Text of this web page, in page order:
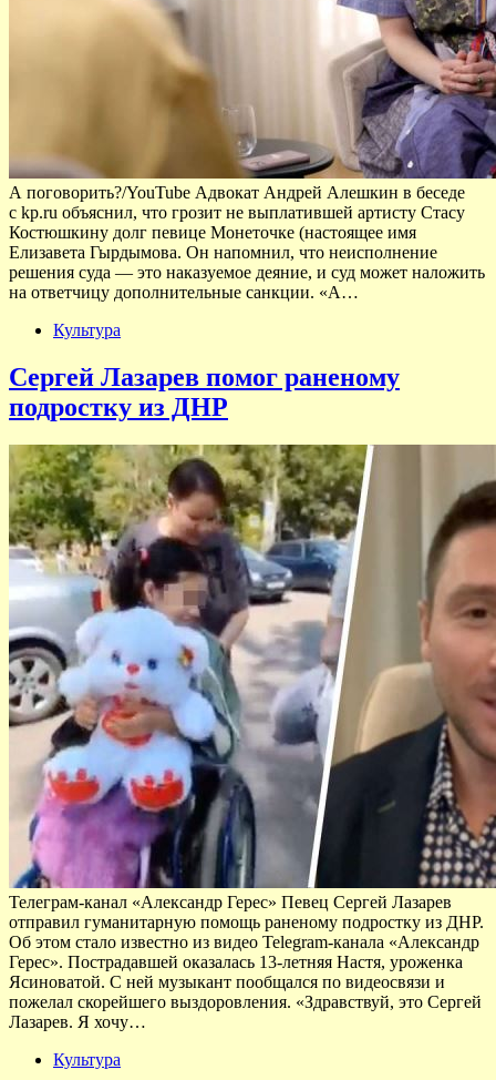
А поговорить?/YouTube Адвокат Андрей Алешкин в беседе
с kp.ru объяснил, что грозит не выплатившей артисту Стасу
Костюшкину долг певице Монеточке (настоящее имя
Елизавета Гырдымова. Он напомнил, что неисполнение
решения суда — это наказуемое деяние, и суд может наложить
на ответчицу дополнительные санкции. «А…
Культура
Сергей Лазарев помог раненому
подростку из ДНР
Телеграм-канал «Александр Герес» Певец Сергей Лазарев
отправил гуманитарную помощь раненому подростку из ДНР.
Об этом стало известно из видео Telegram-канала «Александр
Герес». Пострадавшей оказалась 13-летняя Настя, уроженка
Ясиноватой. С ней музыкант пообщался по видеосвязи и
пожелал скорейшего выздоровления. «Здравствуй, это Сергей
Лазарев. Я хочу…
Культура